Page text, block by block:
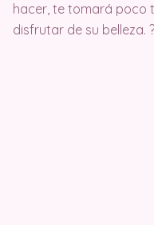
hacer, te tomará poco
disfrutar de su belleza. ?